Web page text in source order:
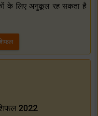
के लिए अनुकूल रह सकता है
2022